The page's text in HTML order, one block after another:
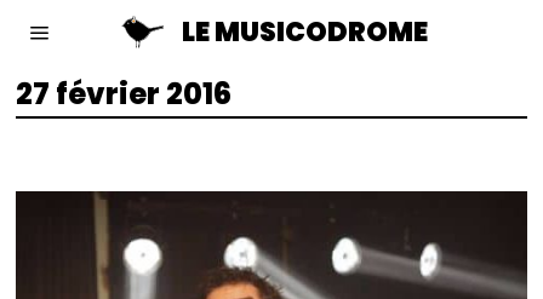
LE MUSICODROME
27 février 2016